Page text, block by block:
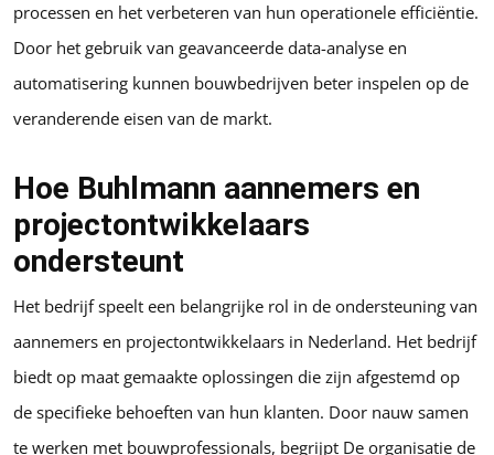
processen en het verbeteren van hun operationele efficiëntie.
Door het gebruik van geavanceerde data-analyse en
automatisering kunnen bouwbedrijven beter inspelen op de
veranderende eisen van de markt.
Hoe Buhlmann aannemers en
projectontwikkelaars
ondersteunt
Het bedrijf speelt een belangrijke rol in de ondersteuning van
aannemers en projectontwikkelaars in Nederland. Het bedrijf
biedt op maat gemaakte oplossingen die zijn afgestemd op
de specifieke behoeften van hun klanten. Door nauw samen
te werken met bouwprofessionals, begrijpt De organisatie de